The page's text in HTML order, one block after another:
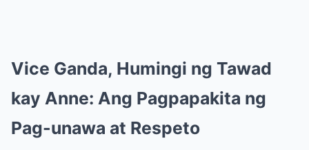
Vice Ganda, Humingi ng Tawad
kay Anne: Ang Pagpapakita ng
Pag-unawa at Respeto